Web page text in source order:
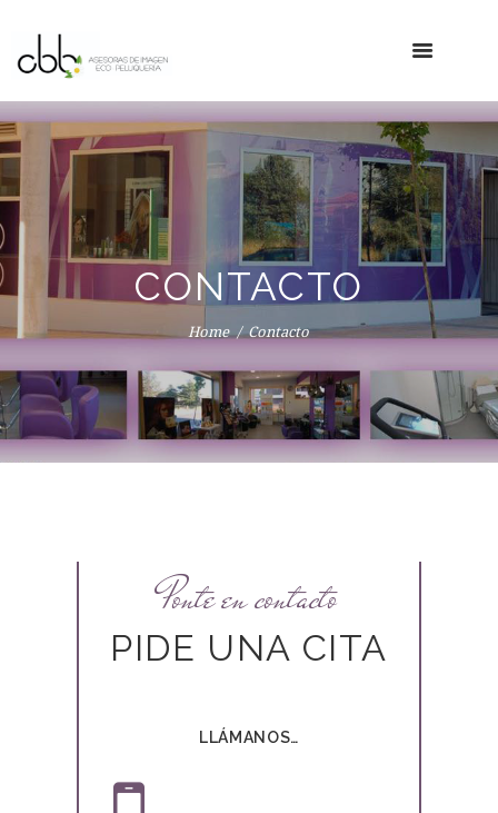
CONTACTO
Home Contacto
Ponte en contacto
PIDE UNA CITA
LLÁMANOS…